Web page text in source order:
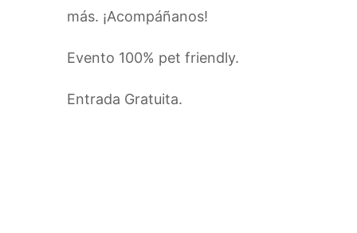
más. ¡Acompáñanos!
Evento 100% pet friendly.
Entrada Gratuita.